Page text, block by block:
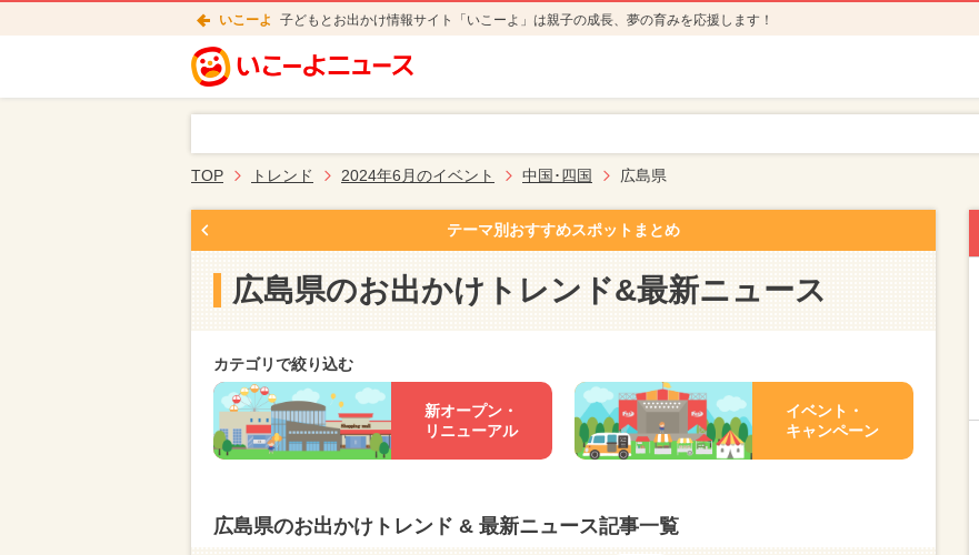
いこーよ 子どもとお出かけ情報サイト「いこーよ」は親子の成長、夢の育みを応援します！
TOP トレンド 2024年6月のイベント 中国･四国 広島県
テーマ別おすすめスポットまとめ
広島県のお出かけトレンド&最新ニュース
カテゴリで絞り込む
新オープン・
リニューアル
イベント・
キャンペーン
広島県のお出かけトレンド & 最新ニュース記事一覧